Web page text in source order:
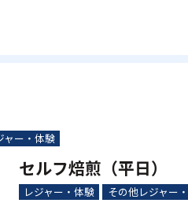
ャー・体験
セルフ焙煎（平日）
レジャー・体験 その他レジャー